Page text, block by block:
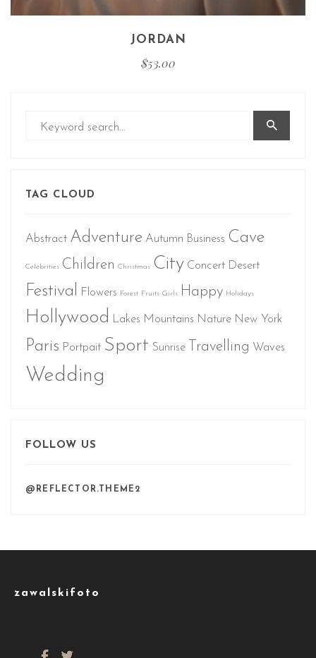
JORDAN
$53.00
TAG CLOUD
Abstract Adventure Autumn Business Cave
Celebrities Children Christmas City Concert Desert
Festival Flowers Forest Fruits Girls Happy Holidays
Hollywood Lakes Mountains Nature New York
Paris Portpait Sport Sunrise Travelling Waves
Wedding
FOLLOW US
@REFLECTOR.THEME2
zawalskifoto